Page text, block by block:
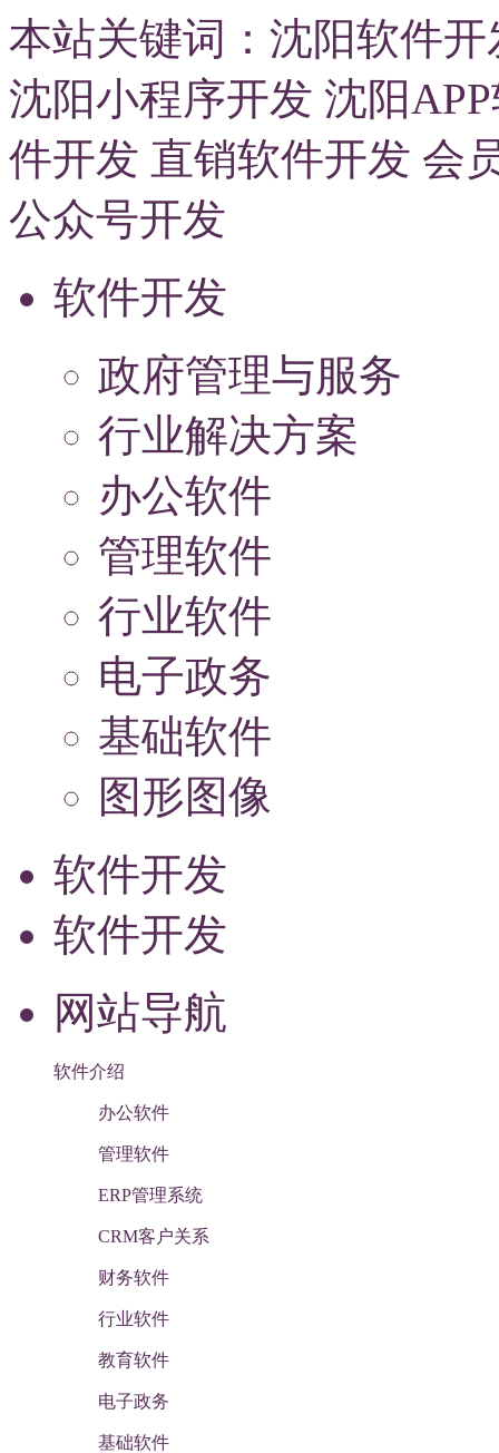
本站关键词： 沈阳软件开
沈阳小程序开发 沈阳
件开发 直销软件开发 会
公众号开发
软件开发
政府管理与服务
行业解决方案
办公软件
管理软件
行业软件
电子政务
基础软件
图形图像
软件开发
软件开发
网站导航
软件介绍
办公软件
管理软件
ERP管理系统
CRM客户关系
财务软件
行业软件
教育软件
电子政务
基础软件